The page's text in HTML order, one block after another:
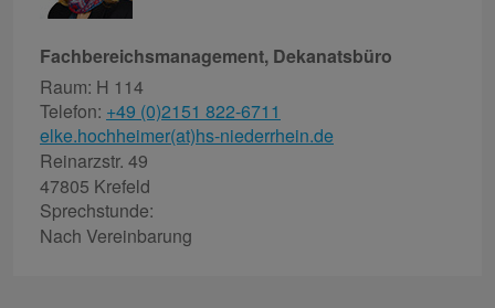
Fachbereichsmanagement, Dekanatsbüro
Raum: H 114
Telefon: +49 (0)2151 822-6711
elke.hochheimer(at)hs-niederrhein.de
Reinarzstr. 49
47805 Krefeld
Sprechstunde:
Nach Vereinbarung